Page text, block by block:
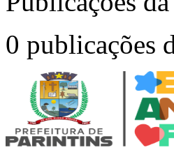
0 publicações